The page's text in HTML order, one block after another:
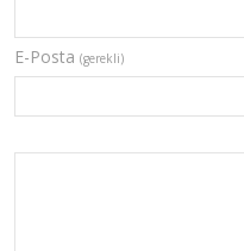
E-Posta (gerekli)